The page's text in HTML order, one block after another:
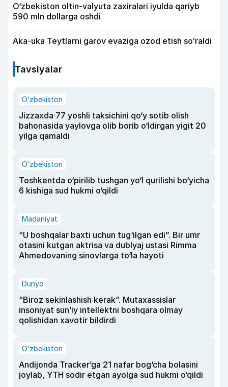
O‘zbekiston oltin-valyuta zaxiralari iyulda qariyb
590 mln dollarga oshdi
Aka-uka Teytlarni garov evaziga ozod etish soʻraldi
Tavsiyalar
O‘zbekiston
Jizzaxda 77 yoshli taksichini qo‘y sotib olish
bahonasida yaylovga olib borib o‘ldirgan yigit 20
yilga qamaldi
O‘zbekiston
Toshkentda o‘pirilib tushgan yo‘l qurilishi bo‘yicha
6 kishiga sud hukmi o‘qildi
Madaniyat
“U boshqalar baxti uchun tug‘ilgan edi”. Bir umr
otasini kutgan aktrisa va dublyaj ustasi Rimma
Ahmedovaning sinovlarga to‘la hayoti
Dunyo
“Biroz sekinlashish kerak”. Mutaxassislar
insoniyat sun’iy intellektni boshqara olmay
qolishidan xavotir bildirdi
O‘zbekiston
Andijonda Tracker’ga 21 nafar bog‘cha bolasini
joylab, YTH sodir etgan ayolga sud hukmi o‘qildi